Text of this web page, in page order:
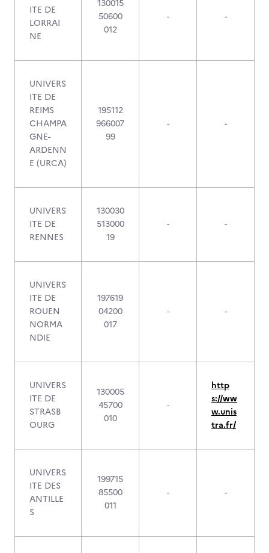
ITE DE
LORRAI
NE
130015
50600
012
- -
UNIVERS
ITE DE
REIMS
CHAMPA
GNE-
ARDENN
E (URCA)
195112
966007
99
- -
UNIVERS
ITE DE
RENNES
130030
513000
19
- -
UNIVERS
ITE DE
ROUEN
NORMA
NDIE
197619
04200
017
- -
UNIVERS
ITE DE
STRASB
OURG
130005
45700
010
-
http
s://ww
w.unis
tra.fr/
UNIVERS
ITE DES
ANTILLE
S
199715
85500
011
- -